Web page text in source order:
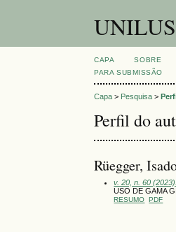
UNILUS
CAPA SOBRE
PARA SUBMISSÃO
Capa > Pesquisa >
Perfil do
Rüegger,
v. 20, n. 60
USO DE GAMA
RESUMO PDF